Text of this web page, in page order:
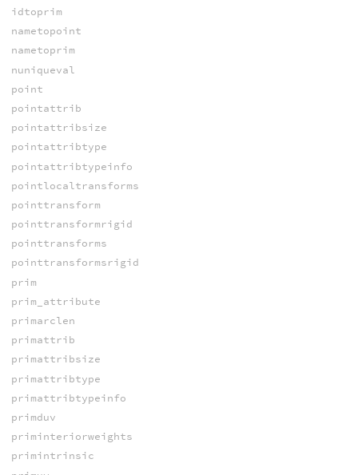
idtoprim
nametopoint
nametoprim
nuniqueval
point
pointattrib
pointattribsize
pointattribtype
pointattribtypeinfo
pointlocaltransforms
pointtransform
pointtransformrigid
pointtransforms
pointtransformsrigid
prim
prim_attribute
primarclen
primattrib
primattribsize
primattribtype
primattribtypeinfo
primduv
priminteriorweights
primintrinsic